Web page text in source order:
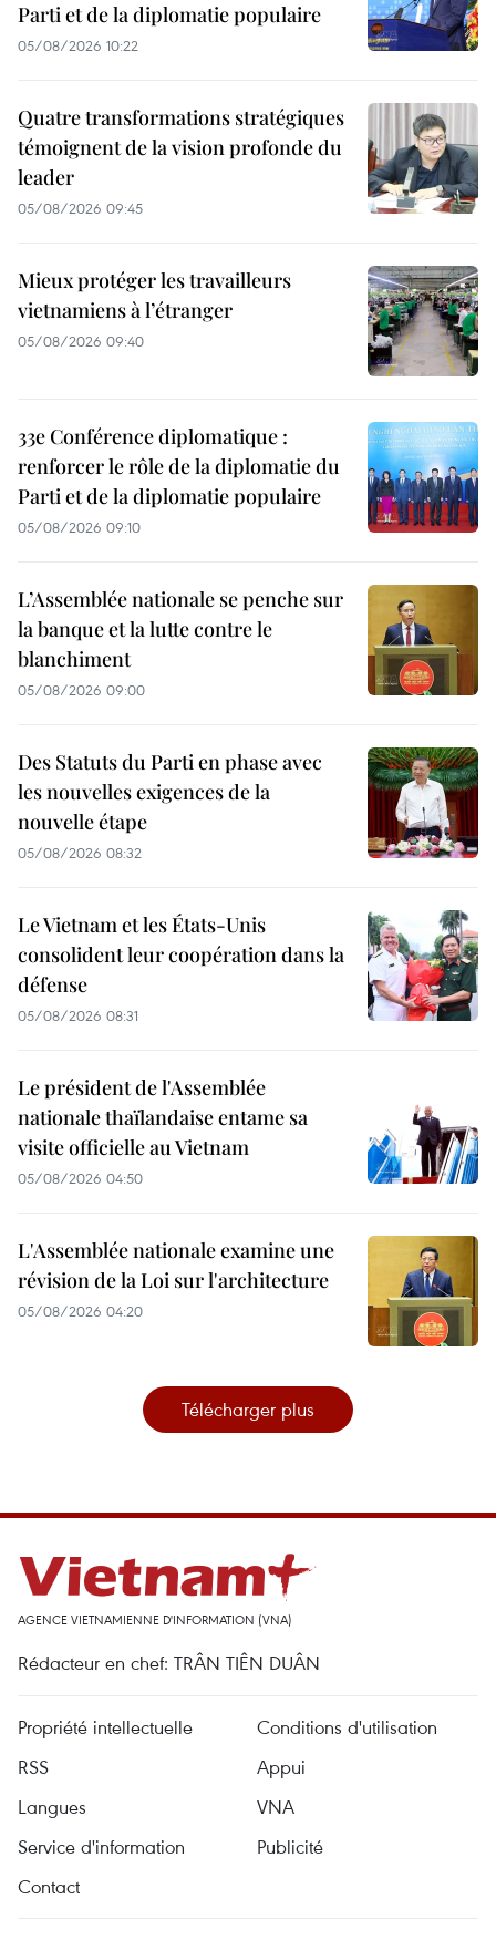
Parti et de la diplomatie populaire
05/08/2026 10:22
Quatre transformations stratégiques
témoignent de la vision profonde du
leader
05/08/2026 09:45
Mieux protéger les travailleurs
vietnamiens à l’étranger
05/08/2026 09:40
33e Conférence diplomatique :
renforcer le rôle de la diplomatie du
Parti et de la diplomatie populaire
05/08/2026 09:10
L’Assemblée nationale se penche sur
la banque et la lutte contre le
blanchiment
05/08/2026 09:00
Des Statuts du Parti en phase avec
les nouvelles exigences de la
nouvelle étape
05/08/2026 08:32
Le Vietnam et les États-Unis
consolident leur coopération dans la
défense
05/08/2026 08:31
Le président de l'Assemblée
nationale thaïlandaise entame sa
visite officielle au Vietnam
05/08/2026 04:50
L'Assemblée nationale examine une
révision de la Loi sur l'architecture
05/08/2026 04:20
Télécharger plus
AGENCE VIETNAMIENNE D'INFORMATION (VNA)
Rédacteur en chef: TRÂN TIÊN DUÂN
Propriété intellectuelle
Conditions d'utilisation
RSS
Appui
Langues
VNA
Service d'information
Publicité
Contact